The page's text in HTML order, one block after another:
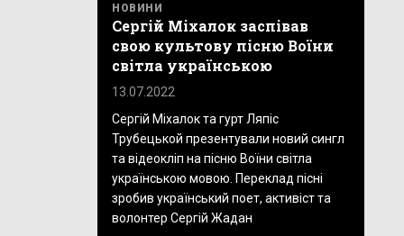
НОВИНИ
Сергій Міхалок заспівав
свою культову пісню Воїни
світла українською
13.07.2022
Сергій Міхалок та гурт Ляпіс
Трубецькой презентували новий сингл
та відеокліп на пісню Воїни світла
українською мовою. Переклад пісні
зробив український поет, активіст та
волонтер Сергій Жадан